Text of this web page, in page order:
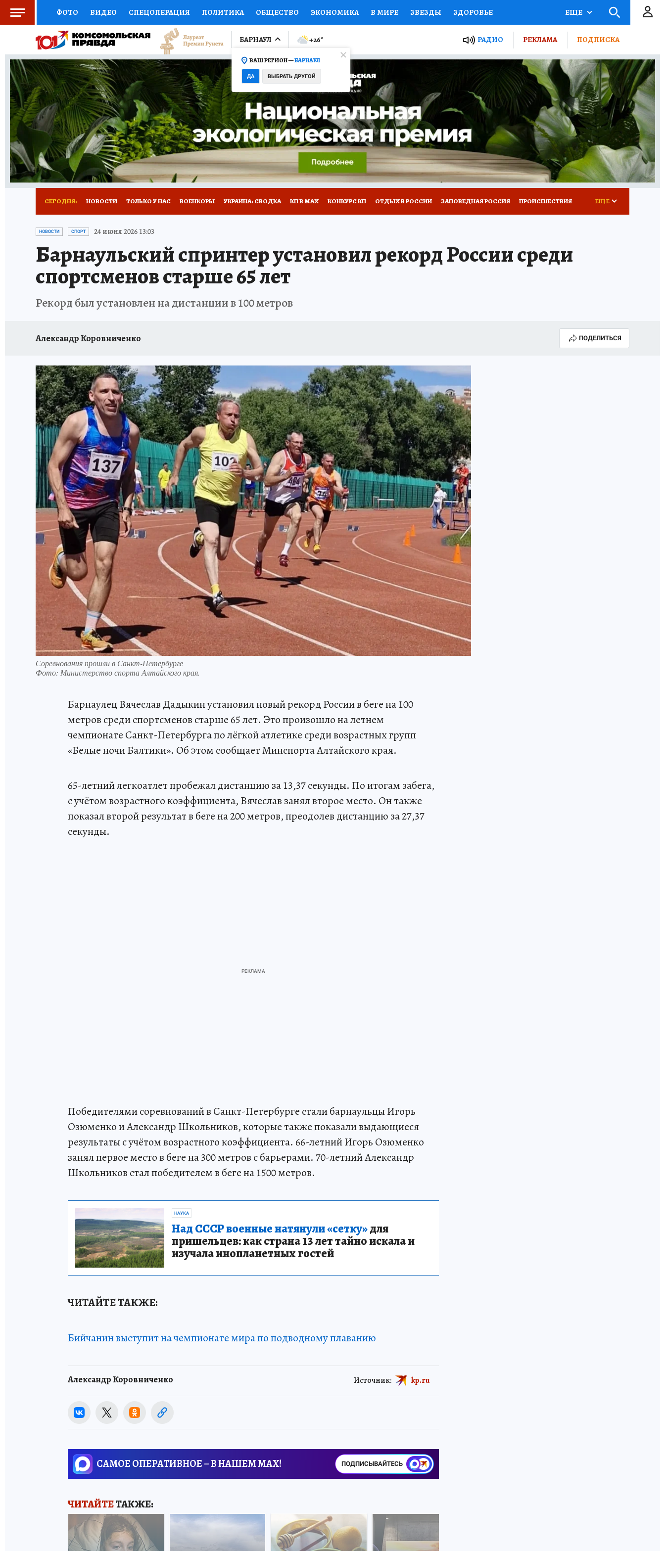
ФОТО ВИДЕО СПЕЦОПЕРАЦИЯ ПОЛИТИКА ОБЩЕСТВО ЭКОНОМИКА В МИРЕ ЗВЕЗДЫ ЗДОРОВЬЕ
СОЦПОДДЕРЖКА НАУКА СПОРТ КОЛУМНИСТЫ ПРОИСШЕСТВИЯ НАЦИОНАЛЬНЫЕ ПРОЕКТЫ РОССИИ
ВЫБОР ЭКСПЕРТОВ ДОКТОР ФИНАНСЫ ОТКРЫВАЕМ МИР Я ЗНАЮ СЕМЬЯ ЖЕНСКИЕ СЕКРЕТЫ ПУТЕВОДИТЕЛЬ
КНИЖНАЯ ПОЛКА ПРОГНОЗЫ НА СПОРТ ПРОМОКОДЫ СЕРИАЛЫ СПЕЦПРОЕКТЫ ДЕФИЦИТ ЖЕЛЕЗА ТУРИЗМ
ПРЕСС-ЦЕНТР НЕДВИЖИМОСТЬ ТЕЛЕВИЗОР КОЛЛЕКЦИИ КОНКУРСЫ РАБОТА У НАС ГИД ПОТРЕБИТЕЛЯ ВСЕ О КП
РАДИО КП РЕКЛАМА ТЕСТЫ НОВОЕ НА САЙТЕ
ЕЩЕ
БАРНАУЛ
ВАШ РЕГИОН —БАРНАУЛ
ДА ВЫБРАТЬ ДРУГОЙ
+26° РАДИО РЕКЛАМА ПОДПИСКА
СЕГОДНЯ: НОВОСТИ ТОЛЬКО У НАС ВОЕНКОРЫ УКРАИНА: СВОДКА КП В МАХ КОНКУРС КП ОТДЫХ В РОССИИ ЗАПОВЕДНАЯ РОССИЯ ПРОИСШЕСТВИЯ
АФИША ИСПЫТАНО НА СЕБЕ
ЕЩЕ
НОВОСТИ СПОРТ 24 июня 2026 13:03
Барнаульский спринтер установил рекорд России среди
спортсменов старше 65 лет
Рекорд был установлен на дистанции в 100 метров
Александр Коровниченко ПОДЕЛИТЬСЯ
Соревнования прошли в Санкт-Петербурге
Фото: Министерство спорта Алтайского края.
Барнаулец Вячеслав Дадыкин установил новый рекорд России в беге на 100
метров среди спортсменов старше 65 лет. Это произошло на летнем
чемпионате Санкт-Петербурга по лёгкой атлетике среди возрастных групп
«Белые ночи Балтики». Об этом сообщает Минспорта Алтайского края.
65-летний легкоатлет пробежал дистанцию за 13,37 секунды. По итогам забега,
с учётом возрастного коэффициента, Вячеслав занял второе место. Он также
показал второй результат в беге на 200 метров, преодолев дистанцию за 27,37
секунды.
Победителями соревнований в Санкт-Петербурге стали барнаульцы Игорь
Озюменко и Александр Школьников, которые также показали выдающиеся
результаты с учётом возрастного коэффициента. 66-летний Игорь Озюменко
занял первое место в беге на 300 метров с барьерами. 70-летний Александр
Школьников стал победителем в беге на 1500 метров.
НАУКА
Над СССР военные натянули «сетку»для
пришельцев: как страна 13 лет тайно искала и
изучала инопланетных гостей
ЧИТАЙТЕ ТАКЖЕ:
Бийчанин выступит на чемпионате мира по подводному плаванию
Александр Коровниченко Источник: kp.ru
САМОЕ ОПЕРАТИВНОЕ – В НАШЕМ MAX! ПОДПИСЫВАЙТЕСЬ
ЧИТАЙТЕТАКЖЕ: